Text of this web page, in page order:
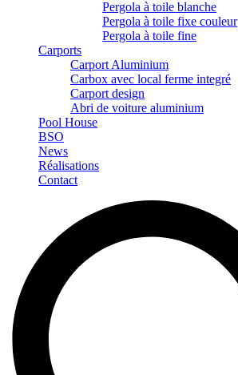
Pergola à toile blanche
Pergola à toile fixe couleur
Pergola à toile fine
Carports
Carport Aluminium
Carbox avec local ferme integré
Carport design
Abri de voiture aluminium
Pool House
BSO
News
Réalisations
Contact